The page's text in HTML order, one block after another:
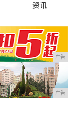
资讯
广告
广告